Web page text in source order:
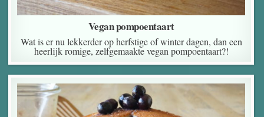
Vegan pompoentaart
Wat is er nu lekkerder op herfstige of winter dagen, dan een
heerlijk romige, zelfgemaakte vegan pompoentaart?!